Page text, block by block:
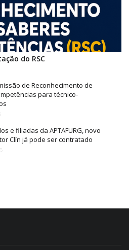
do RSC
de Reconhecimento de
para técnico-
e filiadas da APTAFURG, novo
Clín já pode ser contratado